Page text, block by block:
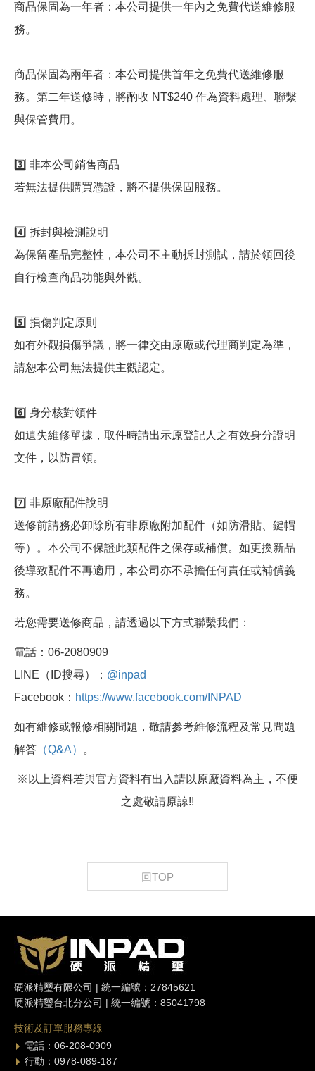
商品保固為一年者：本公司提供一年內之免費代送維修服
務。
商品保固為兩年者：本公司提供首年之免費代送維修服
務。第二年送修時，將酌收 NT$240 作為資料處理、聯繫
與保管費用。
3️⃣ 非本公司銷售商品
若無法提供購買憑證，將不提供保固服務。
4️⃣ 拆封與檢測說明
為保留產品完整性，本公司不主動拆封測試，請於領回後
自行檢查商品功能與外觀。
5️⃣ 損傷判定原則
如有外觀損傷爭議，將一律交由原廠或代理商判定為準，
請恕本公司無法提供主觀認定。
6️⃣ 身分核對領件
如遺失維修單據，取件時請出示原登記人之有效身分證明
文件，以防冒領。
7️⃣ 非原廠配件說明
送修前請務必卸除所有非原廠附加配件（如防滑貼、鍵帽
等）。本公司不保證此類配件之保存或補償。如更換新品
後導致配件不再適用，本公司亦不承擔任何責任或補償義
務。
若您需要送修商品，請透過以下方式聯繫我們：
電話：06-2080909
LINE（ID搜尋）： @inpad
Facebook： https://www.facebook.com/INPAD
如有維修或報修相關問題，敬請參考維修流程及常見問題
解答 （Q&A） 。
※以上資料若與官方資料有出入請以原廠資料為主，不便
之處敬請原諒!!
回TOP
硬派精璽有限公司 | 統一編號：27845621
硬派精璽台北分公司 | 統一編號：85041798
技術及訂單服務專線
電話：06-208-0909
行動：0978-089-187